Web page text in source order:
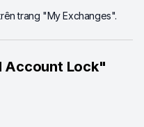
trang "My Exchanges".
Account Lock"